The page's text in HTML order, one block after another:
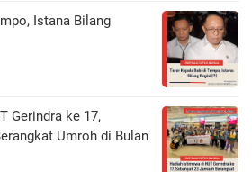
Istana Bilang
Gerindra ke 17,
Umroh di Bulan